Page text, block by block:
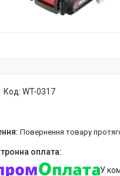
Код: WT-0317
повернення товару
У